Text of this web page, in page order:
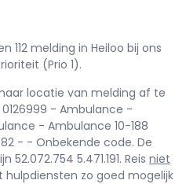
112 melding in Heiloo bij ons
(Prio 1).
locatie van melding af te
- Ambulance -
- Ambulance 10-188
- - Onbekende code. De
5.471.191. Reis niet
zo goed mogelijk